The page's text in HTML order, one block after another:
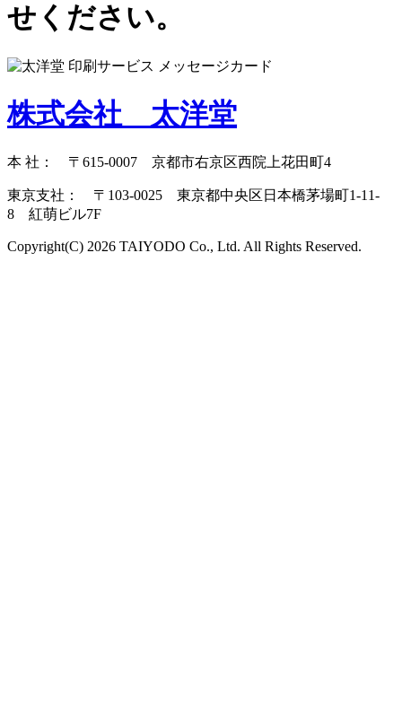
せください。
株式会社 太洋堂
本 社： 〒615-0007 京都市右京区西院上花田町4
東京支社： 〒103-0025 東京都中央区日本橋茅場町1-11-
8 紅萌ビル7F
Copyright(C) 2026 TAIYODO Co., Ltd. All Rights Reserved.